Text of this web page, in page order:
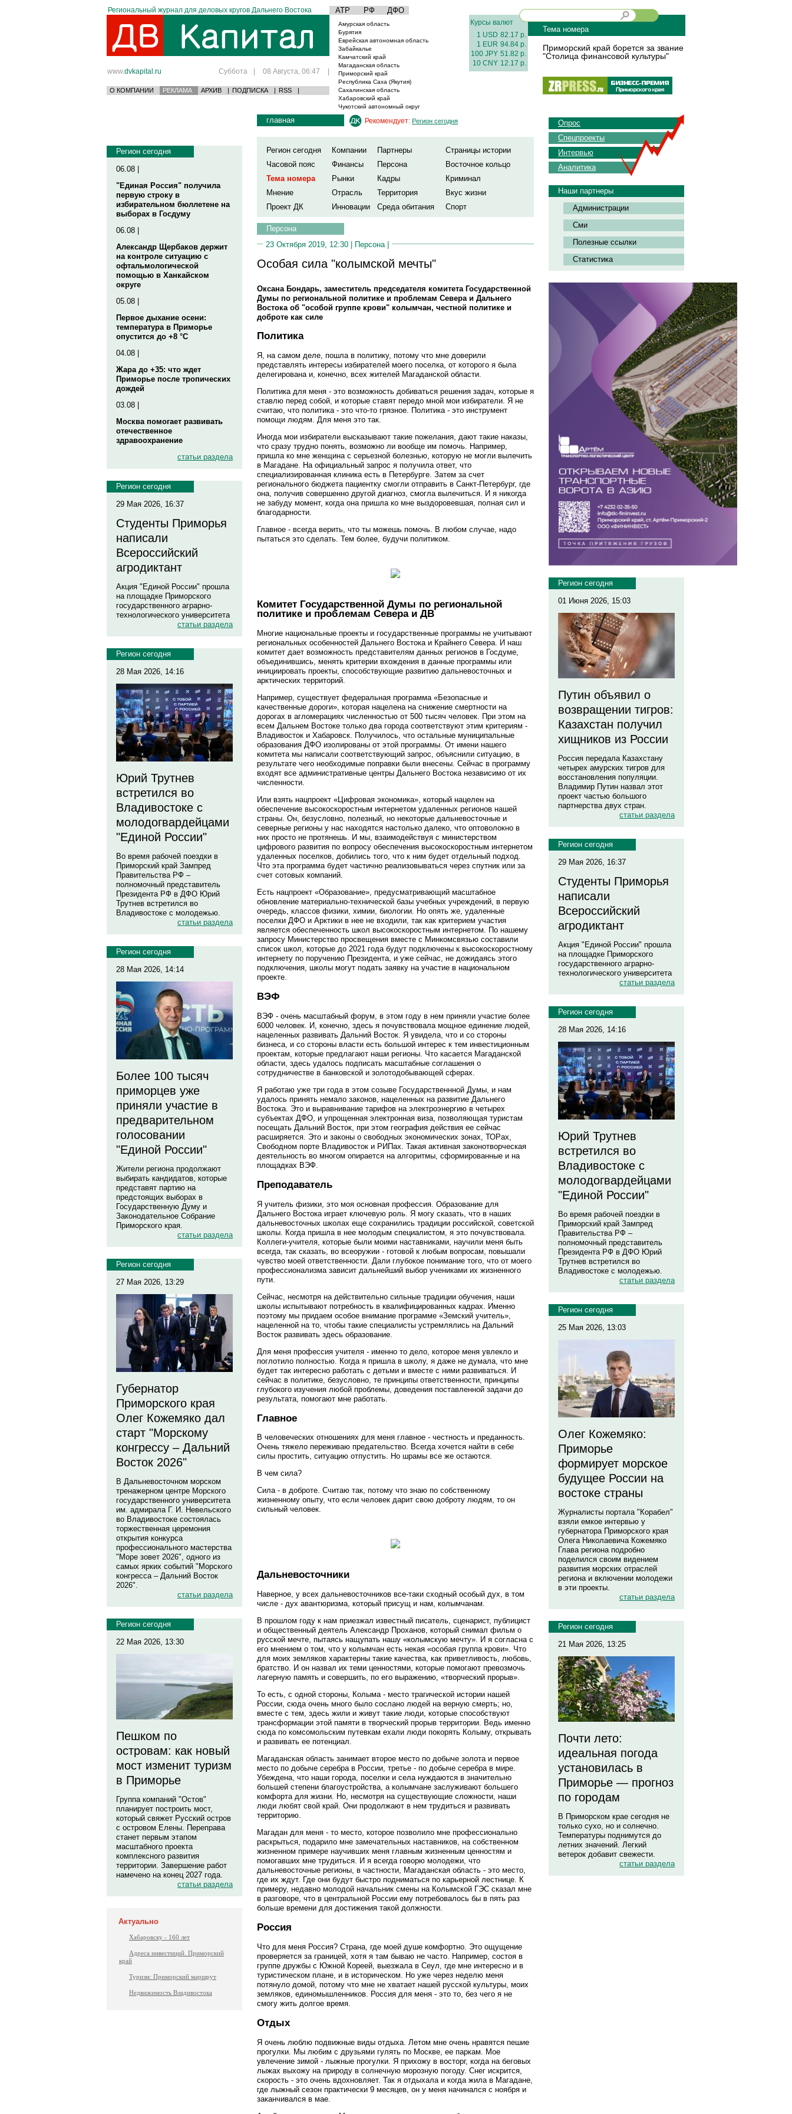
Региональный журнал для деловых кругов Дальнего Востока АТР РФ ДФО
www.dvkapital.ru Суббота | 08 Августа, 06:47 |
О КОМПАНИИ РЕКЛАМА АРХИВ | ПОДПИСКА | RSS |
Амурская область
Бурятия
Еврейская автономная область
Забайкалье
Камчатский край
Магаданская область
Приморский край
Республика Саха (Якутия)
Сахалинская область
Хабаровский край
Чукотский автономный округ
Курсы валют
1 USD 82.17 р.
1 EUR 94.84 р.
100 JPY 51.82 р.
10 CNY 12.17 р.
Тема номера
Приморский край борется за звание
"Столица финансовой культуры"
Регион сегодня
06.08 |
"Единая Россия" получила
первую строку в
избирательном бюллетене на
выборах в Госдуму
06.08 |
Александр Щербаков держит
на контроле ситуацию с
офтальмологической
помощью в Ханкайском
округе
05.08 |
Первое дыхание осени:
температура в Приморье
опустится до +8 °C
04.08 |
Жара до +35: что ждет
Приморье после тропических
дождей
03.08 |
Москва помогает развивать
отечественное
здравоохранение
статьи раздела
Регион сегодня
29 Мая 2026, 16:37
Студенты Приморья
написали
Всероссийский
агродиктант
Акция "Единой России" прошла
на площадке Приморского
государственного аграрно-
технологического университета
статьи раздела
Регион сегодня
28 Мая 2026, 14:16
Юрий Трутнев
встретился во
Владивостоке с
молодогвардейцами
"Единой России"
Во время рабочей поездки в
Приморский край Зампред
Правительства РФ –
полномочный представитель
Президента РФ в ДФО Юрий
Трутнев встретился во
Владивостоке с молодежью.
статьи раздела
Регион сегодня
28 Мая 2026, 14:14
Более 100 тысяч
приморцев уже
приняли участие в
предварительном
голосовании
"Единой России"
Жители региона продолжают
выбирать кандидатов, которые
представят партию на
предстоящих выборах в
Государственную Думу и
Законодательное Собрание
Приморского края.
статьи раздела
Регион сегодня
27 Мая 2026, 13:29
Губернатор
Приморского края
Олег Кожемяко дал
старт "Морскому
конгрессу – Дальний
Восток 2026"
В Дальневосточном морском
тренажерном центре Морского
государственного университета
им. адмирала Г. И. Невельского
во Владивостоке состоялась
торжественная церемония
открытия конкурса
профессионального мастерства
"Море зовет 2026", одного из
самых ярких событий "Морского
конгресса – Дальний Восток
2026".
статьи раздела
Регион сегодня
22 Мая 2026, 13:30
Пешком по
островам: как новый
мост изменит туризм
в Приморье
Группа компаний "Остов"
планирует построить мост,
который свяжет Русский остров
с островом Елены. Переправа
станет первым этапом
масштабного проекта
комплексного развития
территории. Завершение работ
намечено на конец 2027 года.
статьи раздела
Актуально
Хабаровску - 160 лет
Адреса инвестиций. Приморский
край
Туризм: Приморский маршрут
Недвижимость Владивостока
главная Рекомендует: Регион сегодня
Регион сегодня Компании Партнеры
Страницы истории
Часовой пояс
Финансы Персона
Восточное кольцо
Тема номера
Рынки Кадры
Криминал
Мнение
Отрасль Территория
Вкус жизни
Проект ДК
Инновации Среда обитания Спорт
Персона
23 Октября 2019, 12:30 | Персона |
Особая сила "колымской мечты"
Оксана Бондарь, заместитель председателя комитета Государственной
Думы по региональной политике и проблемам Севера и Дальнего
Востока об "особой группе крови" колымчан, честной политике и
доброте как силе
Политика
Я, на самом деле, пошла в политику, потому что мне доверили
представлять интересы избирателей моего поселка, от которого я была
делегирована и, конечно, всех жителей Магаданской области.
Политика для меня - это возможность добиваться решения задач, которые я
ставлю перед собой, и которые ставят передо мной мои избиратели. Я не
считаю, что политика - это что-то грязное. Политика - это инструмент
помощи людям. Для меня это так.
Иногда мои избиратели высказывают такие пожелания, дают такие наказы,
что сразу трудно понять, возможно ли вообще им помочь. Например,
пришла ко мне женщина с серьезной болезнью, которую не могли вылечить
в Магадане. На официальный запрос я получила ответ, что
специализированная клиника есть в Петербурге. Затем за счет
регионального бюджета пациентку смогли отправить в Санкт-Петербург, где
она, получив совершенно другой диагноз, смогла вылечиться. И я никогда
не забуду момент, когда она пришла ко мне выздоровевшая, полная сил и
благодарности.
Главное - всегда верить, что ты можешь помочь. В любом случае, надо
пытаться это сделать. Тем более, будучи политиком.
Комитет Государственной Думы по региональной
политике и проблемам Севера и ДВ
Многие национальные проекты и государственные программы не учитывают
региональных особенностей Дальнего Востока и Крайнего Севера. И наш
комитет дает возможность представителям данных регионов в Госдуме,
объединившись, менять критерии вхождения в данные программы или
инициировать проекты, способствующие развитию дальневосточных и
арктических территорий.
Например, существует федеральная программа «Безопасные и
качественные дороги», которая нацелена на снижение смертности на
дорогах в агломерациях численностью от 500 тысяч человек. При этом на
всем Дальнем Востоке только два города соответствуют этим критериям -
Владивосток и Хабаровск. Получилось, что остальные муниципальные
образования ДФО изолированы от этой программы. От имени нашего
комитета мы написали соответствующий запрос, объяснили ситуацию, в
результате чего необходимые поправки были внесены. Сейчас в программу
входят все административные центры Дальнего Востока независимо от их
численности.
Или взять нацпроект «Цифровая экономика», который нацелен на
обеспечение высокоскоростным интернетом удаленных регионов нашей
страны. Он, безусловно, полезный, но некоторые дальневосточные и
северные регионы у нас находятся настолько далеко, что оптоволокно в
них просто не протянешь. И мы, взаимодействуя с министерством
цифрового развития по вопросу обеспечения высокоскоростным интернетом
удаленных поселков, добились того, что к ним будет отдельный подход.
Что эта программа будет частично реализовываться через спутник или за
счет сотовых компаний.
Есть нацпроект «Образование», предусматривающий масштабное
обновление материально-технической базы учебных учреждений, в первую
очередь, классов физики, химии, биологии. Но опять же, удаленные
поселки ДФО и Арктики в нее не входили, так как критерием участия
является обеспеченность школ высокоскоростным интернетом. По нашему
запросу Министерство просвещения вместе с Минкомсвязью составили
список школ, которые до 2021 года будут подключены к высокоскоростному
интернету по поручению Президента, и уже сейчас, не дожидаясь этого
подключения, школы могут подать заявку на участие в национальном
проекте.
ВЭФ
ВЭФ - очень масштабный форум, в этом году в нем приняли участие более
6000 человек. И, конечно, здесь я почувствовала мощное единение людей,
нацеленных развивать Дальний Восток. Я увидела, что и со стороны
бизнеса, и со стороны власти есть большой интерес к тем инвестиционным
проектам, которые предлагают наши регионы. Что касается Магаданской
области, здесь удалось подписать масштабные соглашения о
сотрудничестве в банковской и золотодобывающей сферах.
Я работаю уже три года в этом созыве Государственнной Думы, и нам
удалось принять немало законов, нацеленных на развитие Дальнего
Востока. Это и выравнивание тарифов на электроэнергию в четырех
субъектах ДФО, и упрощенная электронная виза, позволяющая туристам
посещать Дальний Восток, при этом география действия ее сейчас
расширяется. Это и законы о свободных экономических зонах, ТОРах,
Свободном порте Владивосток и РИПах. Такая активная законотворческая
деятельность во многом опирается на алгоритмы, сформированные и на
площадках ВЭФ.
Преподаватель
Я учитель физики, это моя основная профессия. Образование для
Дальнего Востока играет ключевую роль. Я могу сказать, что в наших
дальневосточных школах еще сохранились традиции российской, советской
школы. Когда пришла в нее молодым специалистом, я это почувствовала.
Коллеги-учителя, которые были моими наставниками, научили меня быть
всегда, так сказать, во всеоружии - готовой к любым вопросам, повышали
чувство моей ответственности. Дали глубокое понимание того, что от моего
профессионализма зависит дальнейший выбор учениками их жизненного
пути.
Сейчас, несмотря на действительно сильные традиции обучения, наши
школы испытывают потребность в квалифицированных кадрах. Именно
поэтому мы придаем особое внимание программе «Земский учитель»,
нацеленной на то, чтобы такие специалисты устремлялись на Дальний
Восток развивать здесь образование.
Для меня профессия учителя - именно то дело, которое меня увлекло и
поглотило полностью. Когда я пришла в школу, я даже не думала, что мне
будет так интересно работать с детьми и вместе с ними развиваться. И
сейчас в политике, безусловно, те принципы ответственности, принципы
глубокого изучения любой проблемы, доведения поставленной задачи до
результата, помогают мне работать.
Главное
В человеческих отношениях для меня главное - честность и преданность.
Очень тяжело переживаю предательство. Всегда хочется найти в себе
силы простить, ситуацию отпустить. Но шрамы все же остаются.
В чем сила?
Сила - в доброте. Считаю так, потому что знаю по собственному
жизненному опыту, что если человек дарит свою доброту людям, то он
сильный человек.
Дальневосточники
Наверное, у всех дальневосточников все-таки сходный особый дух, в том
числе - дух авантюризма, который присущ и нам, колымчанам.
В прошлом году к нам приезжал известный писатель, сценарист, публицист
и общественный деятель Александр Проханов, который снимал фильм о
русской мечте, пытаясь нащупать нашу «колымскую мечту». И я согласна с
его мнением о том, что у колымчан есть некая «особая группа крови». Что
для моих земляков характерны такие качества, как приветливость, любовь,
братство. И он назвал их теми ценностями, которые помогают превозмочь
лагерную память и совершить, по его выражению, «творческий прорыв».
То есть, с одной стороны, Колыма - место трагической истории нашей
России, сюда очень много было сослано людей на верную смерть; но,
вместе с тем, здесь жили и живут такие люди, которые способствуют
трансформации этой памяти в творческий прорыв территории. Ведь именно
сюда по комсомольским путевкам ехали люди покорять Колыму, открывать
и развивать ее потенциал.
Магаданская область занимает второе место по добыче золота и первое
место по добыче серебра в России, третье - по добыче серебра в мире.
Убеждена, что наши города, поселки и села нуждаются в значительно
большей степени благоустройства, а колымчане заслуживают большего
комфорта для жизни. Но, несмотря на существующие сложности, наши
люди любят свой край. Они продолжают в нем трудиться и развивать
территорию.
Магадан для меня - то место, которое позволило мне профессионально
раскрыться, подарило мне замечательных наставников, на собственном
жизненном примере научивших меня главным жизненным ценностям и
помогавших мне трудиться. И я всегда говорю молодежи, что
дальневосточные регионы, в частности, Магаданская область - это место,
где их ждут. Где они будут быстро подниматься по карьерной лестнице. К
примеру, недавно молодой начальник смены на Колымской ГЭС сказал мне
в разговоре, что в центральной России ему потребовалось бы в пять раз
больше времени для достижения такой должности.
Россия
Что для меня Россия? Страна, где моей душе комфортно. Это ощущение
проверяется за границей, хотя я там бываю не часто. Например, состоя в
группе дружбы с Южной Кореей, выезжала в Сеул, где мне интересно и в
туристическом плане, и в историческом. Но уже через неделю меня
потянуло домой, потому что мне не хватает нашей русской культуры, моих
земляков, единомышленников. Россия для меня - это то, без чего я не
смогу жить долгое время.
Отдых
Я очень люблю подвижные виды отдыха. Летом мне очень нравятся пешие
прогулки. Мы любим с друзьями гулять по Москве, ее паркам. Мое
увлечение зимой - лыжные прогулки. Я прихожу в восторг, когда на беговых
лыжах выхожу на природу в солнечную морозную погоду. Снег искрится,
скорость - это очень вдохновляет. Так я отдыхала и когда жила в Магадане,
где лыжный сезон практически 9 месяцев, он у меня начинался с ноября и
заканчивался в мае.
Опрос
Спецпроекты
Интервью
Аналитика
Наши партнеры
Администрации
Сми
Полезные ссылки
Статистика
Регион сегодня
01 Июня 2026, 15:03
Путин объявил о
возвращении тигров:
Казахстан получил
хищников из России
Россия передала Казахстану
четырех амурских тигров для
восстановления популяции.
Владимир Путин назвал этот
проект частью большого
партнерства двух стран.
статьи раздела
Регион сегодня
29 Мая 2026, 16:37
Студенты Приморья
написали
Всероссийский
агродиктант
Акция "Единой России" прошла
на площадке Приморского
государственного аграрно-
технологического университета
статьи раздела
Регион сегодня
28 Мая 2026, 14:16
Юрий Трутнев
встретился во
Владивостоке с
молодогвардейцами
"Единой России"
Во время рабочей поездки в
Приморский край Зампред
Правительства РФ –
полномочный представитель
Президента РФ в ДФО Юрий
Трутнев встретился во
Владивостоке с молодежью.
статьи раздела
Регион сегодня
25 Мая 2026, 13:03
Олег Кожемяко:
Приморье
формирует морское
будущее России на
востоке страны
Журналисты портала "Корабел"
взяли емкое интервью у
губернатора Приморского края
Олега Николаевича Кожемяко
Глава региона подробно
поделился своим видением
развития морских отраслей
региона и включении молодежи
в эти проекты.
статьи раздела
Регион сегодня
21 Мая 2026, 13:25
Почти лето:
идеальная погода
установилась в
Приморье — прогноз
по городам
В Приморском крае сегодня не
только сухо, но и солнечно.
Температуры поднимутся до
летних значений. Легкий
ветерок добавит свежести.
статьи раздела